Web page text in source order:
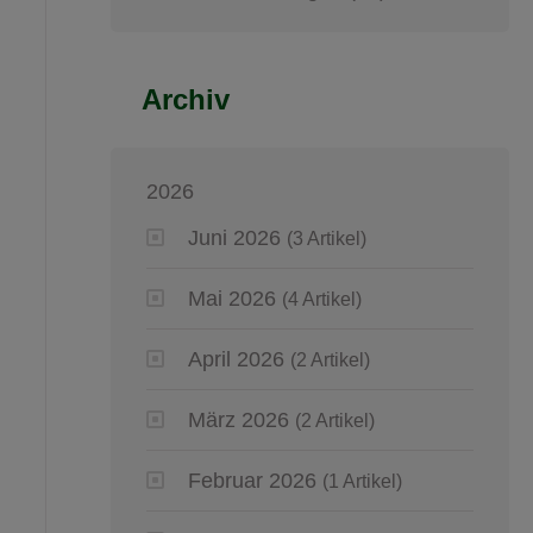
Archiv
2026
Juni 2026 (3 Artikel)
Mai 2026 (4 Artikel)
April 2026 (2 Artikel)
März 2026 (2 Artikel)
Februar 2026 (1 Artikel)